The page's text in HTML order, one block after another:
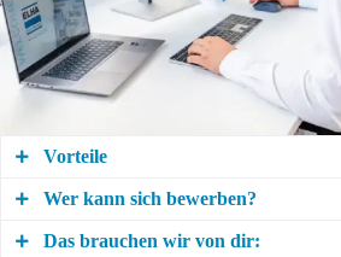
Vorteile
Wer kann sich bewerben?
Das brauchen wir von dir: